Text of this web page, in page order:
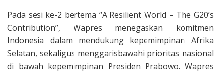
Pada sesi ke-2 bertema “A Resilient World – The G20’s
Contribution”, Wapres menegaskan komitmen
Indonesia dalam mendukung kepemimpinan Afrika
Selatan, sekaligus menggarisbawahi prioritas nasional
di bawah kepemimpinan Presiden Prabowo. Wapres